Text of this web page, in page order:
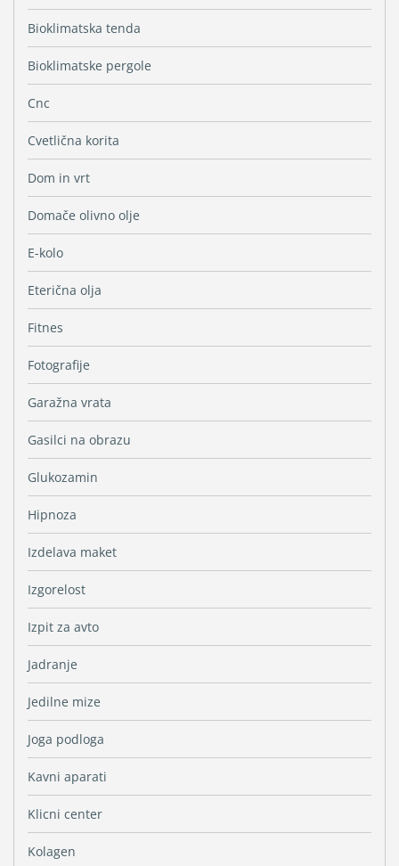
Bioklimatska tenda
Bioklimatske pergole
Cnc
Cvetlična korita
Dom in vrt
Domače olivno olje
E-kolo
Eterična olja
Fitnes
Fotografije
Garažna vrata
Gasilci na obrazu
Glukozamin
Hipnoza
Izdelava maket
Izgorelost
Izpit za avto
Jadranje
Jedilne mize
Joga podloga
Kavni aparati
Klicni center
Kolagen